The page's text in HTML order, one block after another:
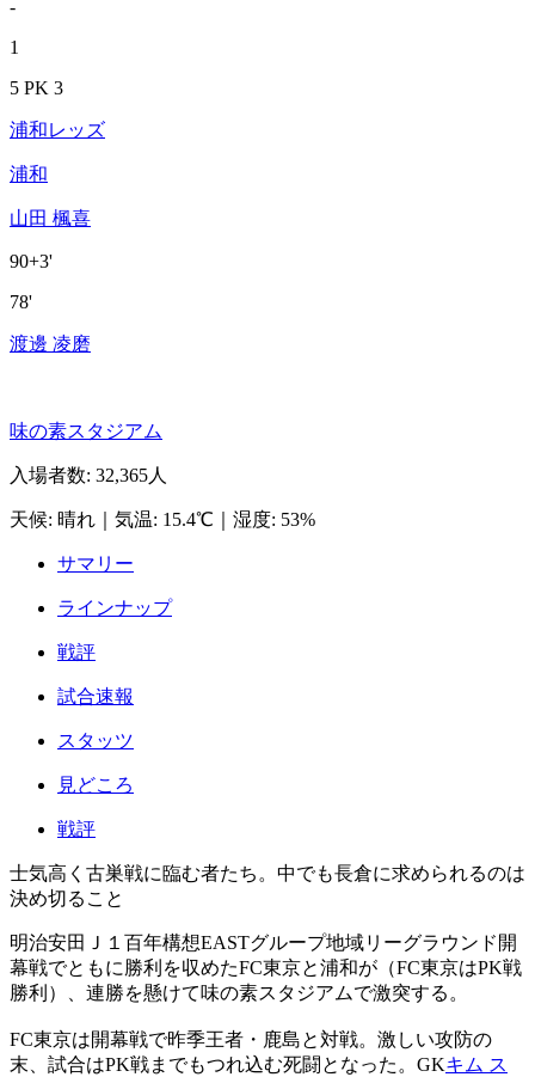
-
1
5 PK 3
浦和レッズ
浦和
山田 楓喜
90+3'
78'
渡邊 凌磨
味の素スタジアム
入場者数: 32,365人
天候: 晴れ 気温: 15.4℃ 湿度: 53%
サマリー
ラインナップ
戦評
試合速報
スタッツ
見どころ
戦評
士気高く古巣戦に臨む者たち。中でも長倉に求められるのは
決め切ること
明治安田Ｊ１百年構想EASTグループ地域リーグラウンド開
幕戦でともに勝利を収めたFC東京と浦和が（FC東京はPK戦
勝利）、連勝を懸けて味の素スタジアムで激突する。
FC東京は開幕戦で昨季王者・鹿島と対戦。激しい攻防の
末、試合はPK戦までもつれ込む死闘となった。GKキム ス